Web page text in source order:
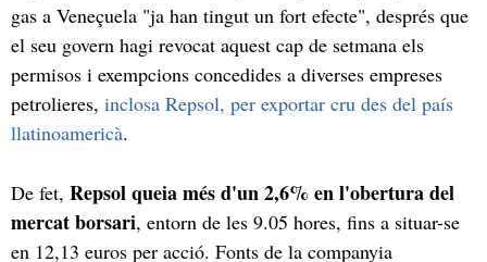
gas a Veneçuela "ja han tingut un fort efecte", després que
el seu govern hagi revocat aquest cap de setmana els
permisos i exempcions concedides a diverses empreses
petrolieres, inclosa Repsol, per exportar cru des del país
llatinoamericà.
De fet, Repsol queia més d'un 2,6% en l'obertura del
mercat borsari, entorn de les 9.05 hores, fins a situar-se
en 12,13 euros per acció. Fonts de la companyia